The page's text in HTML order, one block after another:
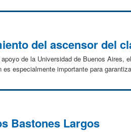
del ascensor del
de la Universidad de Buenos Aires,
especialmente importante para
Bastones Largos